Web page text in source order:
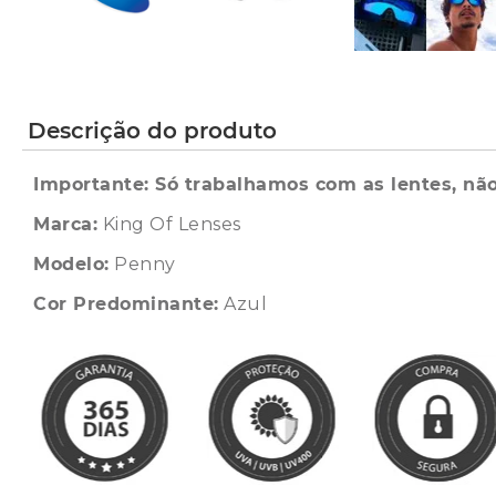
Descrição do produto
Importante: Só trabalhamos com as lentes,
Marca: King Of Lenses
Modelo: Penny
Cor Predominante: Azul